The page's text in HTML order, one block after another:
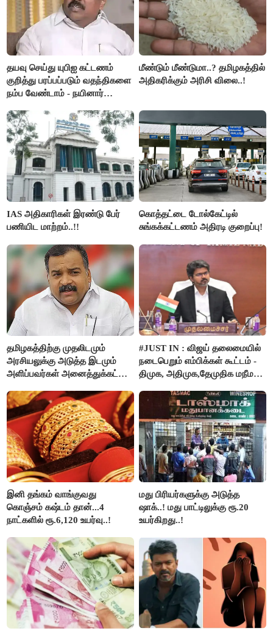
தயவு செய்து யுபிஐ கட்டணம்
குறித்து பரப்பப்படும் வதந்திகளை
நம்ப வேண்டாம் - நயினார்
மீண்டும் மீண்டுமா..? தமிழகத்தில்
அதிகரிக்கும் அரிசி விலை..!
IAS அதிகாரிகள் இரண்டு பேர்
பணியிட மாற்றம்..!!
கொத்தட்டை டோல்கேட்டில்
சுங்கக்கட்டணம் அதிரடி குறைப்பு!
தமிழகத்திற்கு முதலிடமும்
அரசியலுக்கு அடுத்த இடமும்
அளிப்பவர்கள் அனைத்துக்கட்சி
பங்கேற்பார்கள் - மாணிக்கம்
தாகூர்..!!
#JUST IN : விஜய் தலைமையில்
நடைபெறும் எம்பிக்கள் கூட்டம் -
திமுக, அதிமுக,தேமுதிக மநீம
இனி தங்கம் வாங்குவது
கொஞ்சம் கஷ்டம் தான்...4
நாட்களில் ரூ.6,120 உயர்வு..!
மது பிரியர்களுக்கு அடுத்த
ஷாக்..! மது பாட்டிலுக்கு ரூ.20
உயர்கிறது..!